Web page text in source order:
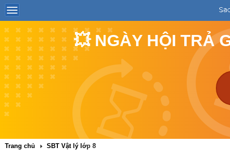
💥 NGÀY HỘI TRẢ
Trang chủ SBT Vật lý lớp 8